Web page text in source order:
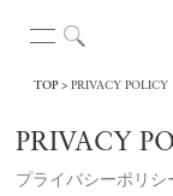
TOP PRIVACY POLICY
PRIVACY
プライバシーポリシ